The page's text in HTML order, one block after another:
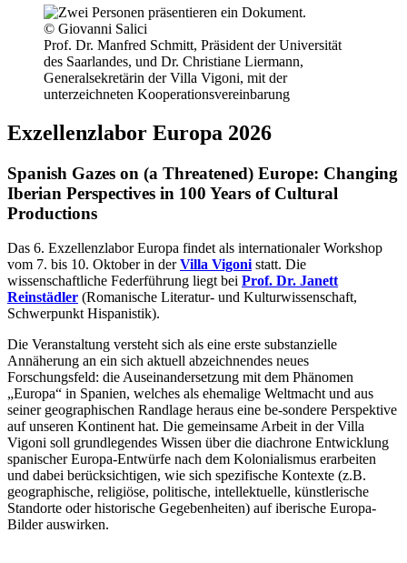
© Giovanni Salici
Prof. Dr. Manfred Schmitt, Präsident der Universität
des Saarlandes, und Dr. Christiane Liermann,
Generalsekretärin der Villa Vigoni, mit der
unterzeichneten Kooperationsvereinbarung
Exzellenzlabor Europa 2026
Spanish Gazes on (a Threatened) Europe: Changing
Iberian Perspectives in 100 Years of Cultural
Productions
Das 6. Exzellenzlabor Europa findet als internationaler Workshop
vom 7. bis 10. Oktober in derVilla Vigonistatt. Die
wissenschaftliche Federführung liegt bei Prof. Dr. Janett
Reinstädler (Romanische Literatur- und Kulturwissenschaft,
Schwerpunkt Hispanistik).
Die Veranstaltung versteht sich als eine erste substanzielle
Annäherung an ein sich aktuell abzeichnendes neues
Forschungsfeld: die Auseinandersetzung mit dem Phänomen
„Europa“ in Spanien, welches als ehemalige Weltmacht und aus
seiner geographischen Randlage heraus eine be-sondere Perspektive
auf unseren Kontinent hat. Die gemeinsame Arbeit in der Villa
Vigoni soll grundlegendes Wissen über die diachrone Entwicklung
spanischer Europa-Entwürfe nach dem Kolonialismus erarbeiten
und dabei berücksichtigen, wie sich spezifische Kontexte (z.B.
geographische, religiöse, politische, intellektuelle, künstlerische
Standorte oder historische Gegebenheiten) auf iberische Europa-
Bilder auswirken.